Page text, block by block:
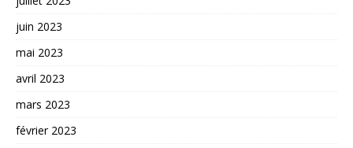
juin 2023
mai 2023
avril 2023
mars 2023
février 2023